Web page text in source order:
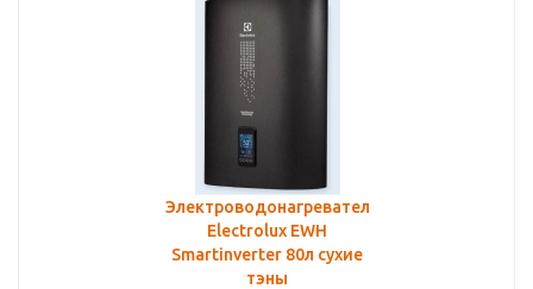
Электроводонагреватель
Electrolux EWH
Smartinverter 80л сухие
тэны